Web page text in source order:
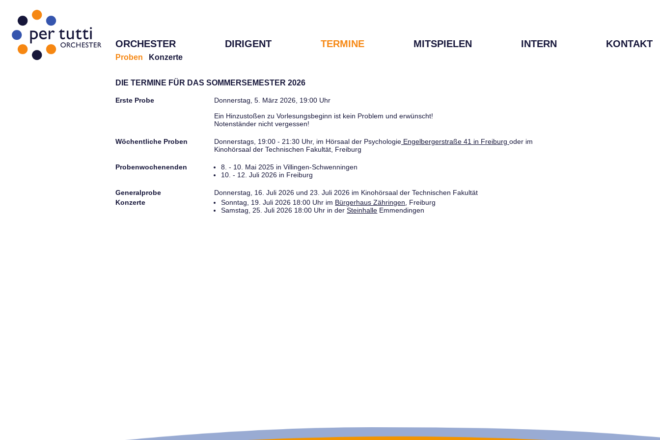
ORCHESTER DIRIGENT TERMINE MITSPIELEN INTERN KONTAKT
Proben Konzerte
DIE TERMINE FÜR DAS SOMMERSEMESTER 2026
Erste Probe
Donnerstag, 5. März 2026, 19:00 Uhr
Ein Hinzustoßen zu Vorlesungsbeginn ist kein Problem und erwünscht!
Notenständer nicht vergessen!
Wöchentliche Proben Donnerstags, 19:00 - 21:30 Uhr, im Hörsaal der Psychologie Engelbergerstraße 41 in Freiburg oder im
Kinohörsaal der Technischen Fakultät, Freiburg
Probenwochenenden
8. - 10. Mai 2025 in Villingen-Schwenningen
10. - 12. Juli 2026 in Freiburg
Generalprobe
Donnerstag, 16. Juli 2026 und 23. Juli 2026 im Kinohörsaal der Technischen Fakultät
Konzerte
Sonntag, 19. Juli 2026 18:00 Uhr im Bürgerhaus Zähringen , Freiburg
Samstag, 25. Juli 2026 18:00 Uhr in derSteinhalle Emmendingen